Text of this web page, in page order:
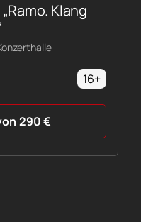
Klang
16+
290€